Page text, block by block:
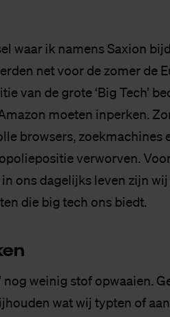
waar ik namens Saxion
net voor de zomer de
van de grote ‘Big Tech’
moeten inperken.
browsers, zoekmachines
verworven.
ons dagelijks leven zijn
die big tech ons biedt.
nog weinig stof opwaaien.
wat wij typten of